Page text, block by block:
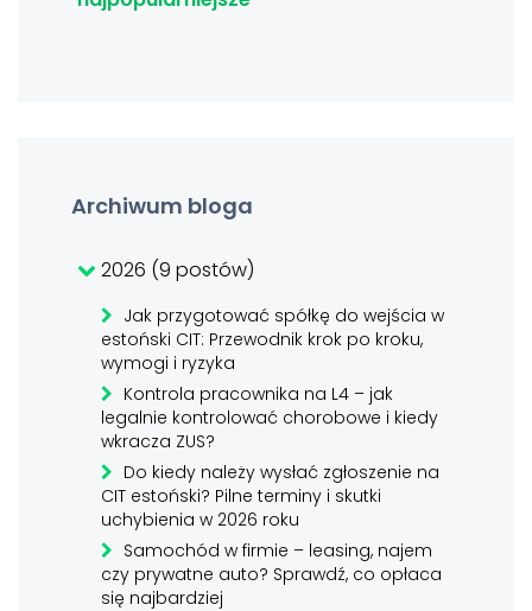
Archiwum bloga
2026 (9 postów)
Jak przygotować spółkę do wejścia w
estoński CIT: Przewodnik krok po kroku,
wymogi i ryzyka
Kontrola pracownika na L4 – jak
legalnie kontrolować chorobowe i kiedy
wkracza ZUS?
Do kiedy należy wysłać zgłoszenie na
CIT estoński? Pilne terminy i skutki
uchybienia w 2026 roku
Samochód w firmie – leasing, najem
czy prywatne auto? Sprawdź, co opłaca
się najbardziej